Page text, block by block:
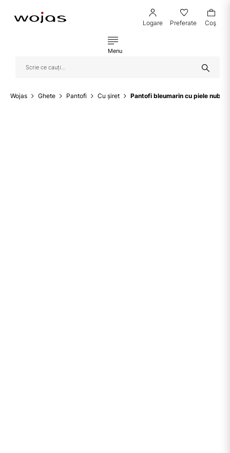
Logare Preferate Coş
Menu
Wojas Ghete Pantofi Cu șiret Pantofi bleumarin cu piele